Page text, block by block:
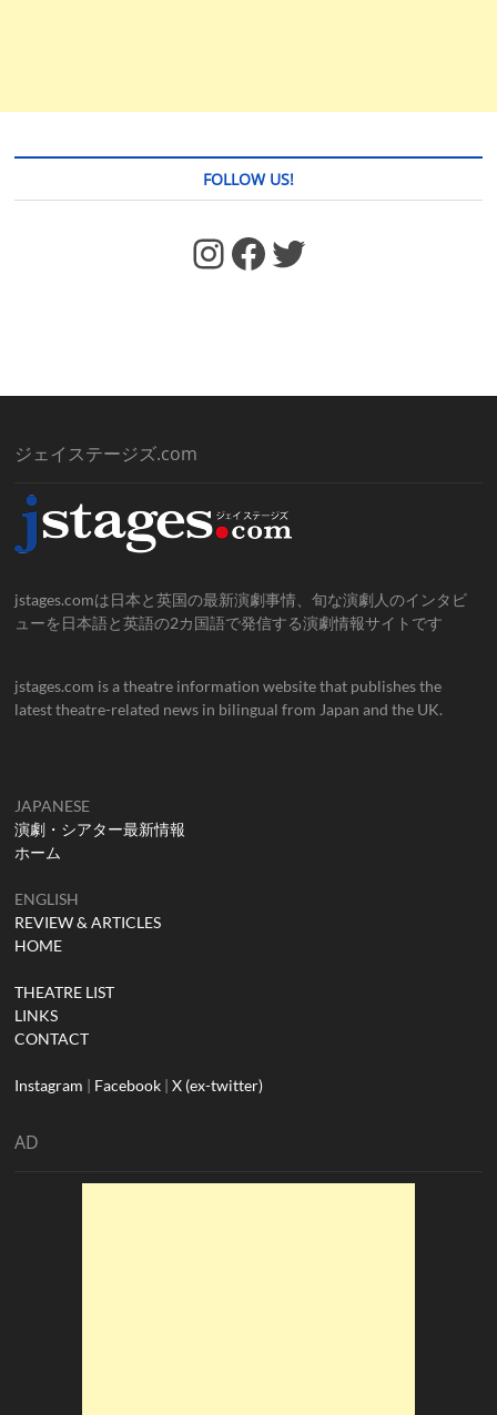
FOLLOW US!
https://www.facebook.com/jstages/ Facebook Twitter
ジェイステージズ.com
jstages.comは日本と英国の最新演劇事情、旬な演劇人のインタビ
ューを日本語と英語の2カ国語で発信する演劇情報サイトです
jstages.com is a theatre information website that publishes the
latest theatre-related news in bilingual from Japan and the UK.
JAPANESE
演劇・シアター最新情報
ホーム
ENGLISH
REVIEW & ARTICLES
HOME
THEATRE LIST
LINKS
CONTACT
Instagram | Facebook |X (ex-twitter)
AD